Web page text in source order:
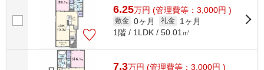
6.25万円 (管理費等：3,000円 )
敷金 0ヶ月 礼金
1ヶ月
1階 / 1LDK / 50.01㎡
7.3万円 (管理費等：3,000円 )